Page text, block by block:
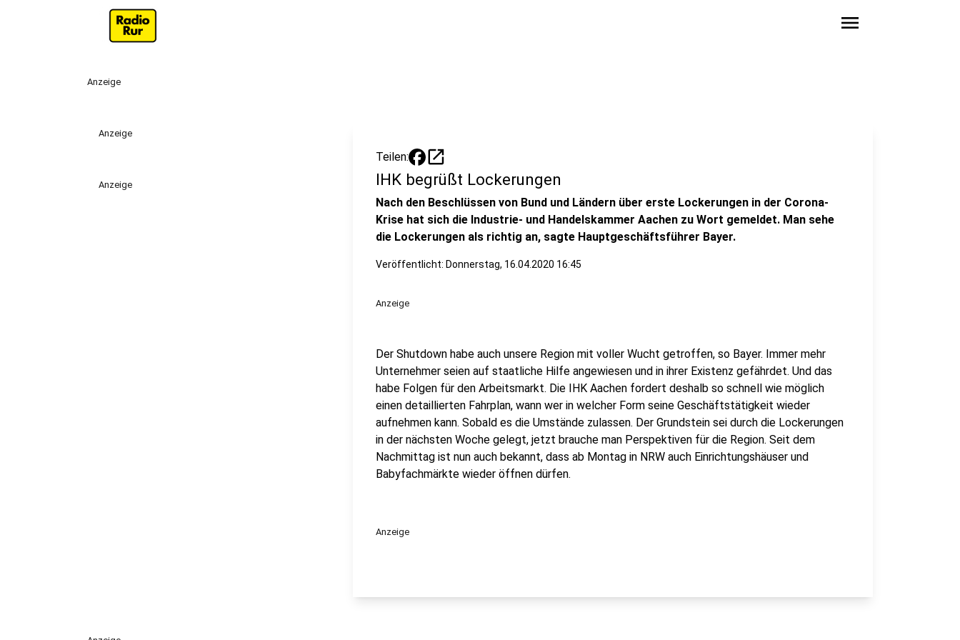
menu
Anzeige
Anzeige
Anzeige
Teilen: open_in_new
IHK begrüßt Lockerungen
Nach den Beschlüssen von Bund und Ländern über erste Lockerungen in der Corona-
Krise hat sich die Industrie- und Handelskammer Aachen zu Wort gemeldet. Man sehe
die Lockerungen als richtig an, sagte Hauptgeschäftsführer Bayer.
Veröffentlicht: Donnerstag, 16.04.2020 16:45
Anzeige
Der Shutdown habe auch unsere Region mit voller Wucht getroffen, so Bayer. Immer mehr
Unternehmer seien auf staatliche Hilfe angewiesen und in ihrer Existenz gefährdet. Und das
habe Folgen für den Arbeitsmarkt. Die IHK Aachen fordert deshalb so schnell wie möglich
einen detaillierten Fahrplan, wann wer in welcher Form seine Geschäftstätigkeit wieder
aufnehmen kann. Sobald es die Umstände zulassen. Der Grundstein sei durch die Lockerungen
in der nächsten Woche gelegt, jetzt brauche man Perspektiven für die Region. Seit dem
Nachmittag ist nun auch bekannt, dass ab Montag in NRW auch Einrichtungshäuser und
Babyfachmärkte wieder öffnen dürfen.
Anzeige